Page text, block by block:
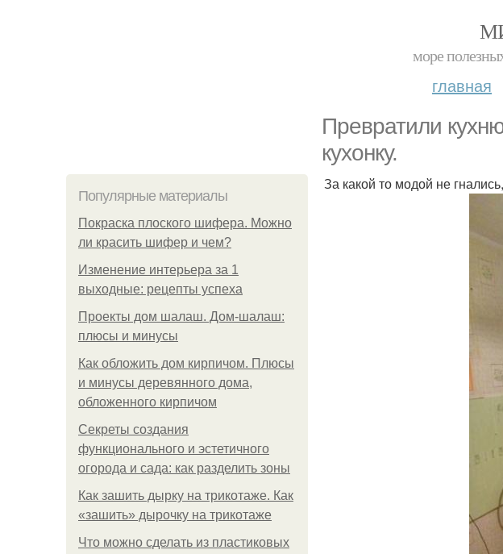
море
главная
Превратили
кухонку.
Популярные материалы
Покраска плоского шифера. Можно
ли красить шифер и чем?
Изменение интерьера за 1
выходные: рецепты успеха
Проекты дом шалаш. Дом-шалаш:
плюсы и минусы
Как обложить дом кирпичом. Плюсы
и минусы деревянного дома,
обложенного кирпичом
Секреты создания
функционального и эстетичного
огорода и сада: как разделить зоны
Как зашить дырку на трикотаже. Как
«зашить» дырочку на трикотаже
Что можно сделать из пластиковых
За какой то модой не